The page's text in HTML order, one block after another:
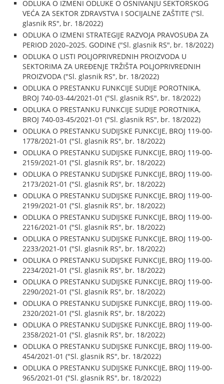
ODLUKA O IZMENI ODLUKE O OSNIVANJU SEKTORSKOG
VEĆA ZA SEKTOR ZDRAVSTVA I SOCIJALNE ZAŠTITE ("Sl.
glasnik RS", br. 18/2022)
ODLUKA O IZMENI STRATEGIJE RAZVOJA PRAVOSUĐA ZA
PERIOD 2020–2025. GODINE ("Sl. glasnik RS", br. 18/2022)
ODLUKA O LISTI POLJOPRIVREDNIH PROIZVODA U
SEKTORIMA ZA UREĐENJE TRŽIŠTA POLJOPRIVREDNIH
PROIZVODA ("Sl. glasnik RS", br. 18/2022)
ODLUKA O PRESTANKU FUNKCIJE SUDIJE POROTNIKA,
BROJ 740-03-44/2021-01 ("Sl. glasnik RS", br. 18/2022)
ODLUKA O PRESTANKU FUNKCIJE SUDIJE POROTNIKA,
BROJ 740-03-45/2021-01 ("Sl. glasnik RS", br. 18/2022)
ODLUKA O PRESTANKU SUDIJSKE FUNKCIJE, BROJ 119-00-
1778/2021-01 ("Sl. glasnik RS", br. 18/2022)
ODLUKA O PRESTANKU SUDIJSKE FUNKCIJE, BROJ 119-00-
2159/2021-01 ("Sl. glasnik RS", br. 18/2022)
ODLUKA O PRESTANKU SUDIJSKE FUNKCIJE, BROJ 119-00-
2173/2021-01 ("Sl. glasnik RS", br. 18/2022)
ODLUKA O PRESTANKU SUDIJSKE FUNKCIJE, BROJ 119-00-
2199/2021-01 ("Sl. glasnik RS", br. 18/2022)
ODLUKA O PRESTANKU SUDIJSKE FUNKCIJE, BROJ 119-00-
2216/2021-01 ("Sl. glasnik RS", br. 18/2022)
ODLUKA O PRESTANKU SUDIJSKE FUNKCIJE, BROJ 119-00-
2233/2021-01 ("Sl. glasnik RS", br. 18/2022)
ODLUKA O PRESTANKU SUDIJSKE FUNKCIJE, BROJ 119-00-
2234/2021-01 ("Sl. glasnik RS", br. 18/2022)
ODLUKA O PRESTANKU SUDIJSKE FUNKCIJE, BROJ 119-00-
2290/2021-01 ("Sl. glasnik RS", br. 18/2022)
ODLUKA O PRESTANKU SUDIJSKE FUNKCIJE, BROJ 119-00-
2320/2021-01 ("Sl. glasnik RS", br. 18/2022)
ODLUKA O PRESTANKU SUDIJSKE FUNKCIJE, BROJ 119-00-
2358/2021-01 ("Sl. glasnik RS", br. 18/2022)
ODLUKA O PRESTANKU SUDIJSKE FUNKCIJE, BROJ 119-00-
454/2021-01 ("Sl. glasnik RS", br. 18/2022)
ODLUKA O PRESTANKU SUDIJSKE FUNKCIJE, BROJ 119-00-
965/2021-01 ("Sl. glasnik RS", br. 18/2022)